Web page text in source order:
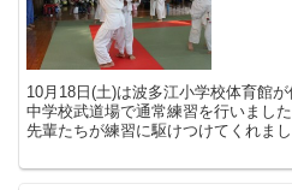
10月18日(土)は波多江小学校体育館
中学校武道場で通常練習を行いました。 今日はたくさんの卒
先輩たちが練習に駆けつけてくれました。 先輩たちの胸を